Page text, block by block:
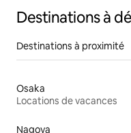
Destinations à
Destinations à proximité
Osaka
Locations de vacances
Nagoya